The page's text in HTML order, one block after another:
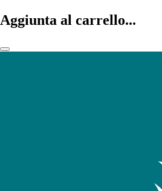
Aggiunta al carrello...